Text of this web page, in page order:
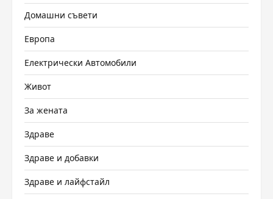
Домашни съвети
Европа
Електрически Автомобили
Живот
За жената
Здраве
Здраве и добавки
Здраве и лайфстайл